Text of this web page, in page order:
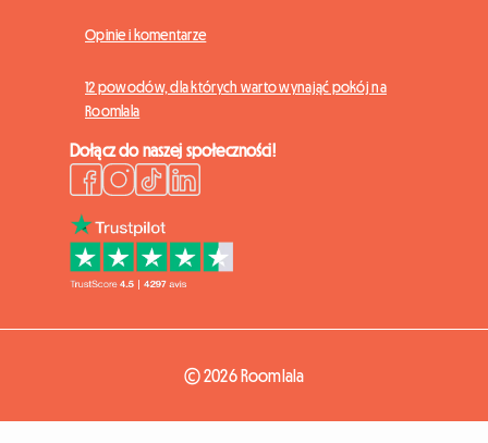
Opinie i komentarze
12 powodów, dla których warto wynająć pokój na
Roomlala
Dołącz do naszej społeczności!
© 2026 Roomlala